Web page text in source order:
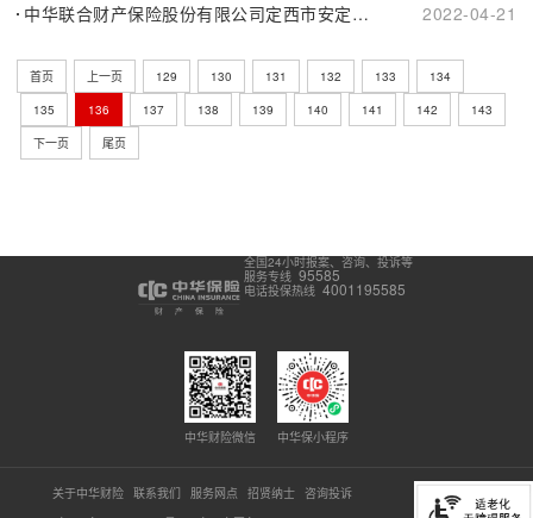
中华联合财产保险股份有限公司定西市安定区支公司换证公告
2022-04-21
首页 上一页 129 130 131 132 133
134
135
136 137 138 139 140 141 142
143
下一页
尾页
全国24小时报案、咨询、投诉等
服务专线 95585
电话投保热线 4001195585
中华财险微信 中华保小程序
关于中华财险 联系我们 服务网点 招贤纳士 咨询投诉